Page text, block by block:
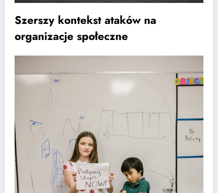
Szerszy kontekst ataków na
organizacje społeczne